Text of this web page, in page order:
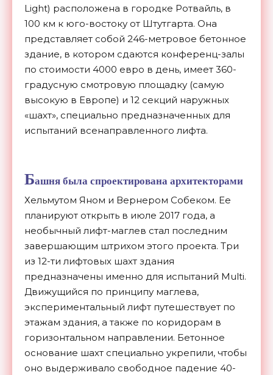
Light) расположена в городке Ротвайль, в
100 км к юго-востоку от Штутгарта. Она
представляет собой 246-метровое бетонное
здание, в котором сдаются конференц-залы
по стоимости 4000 евро в день, имеет 360-
градусную смотровую площадку (самую
высокую в Европе) и 12 секций наружных
«шахт», специально предназначенных для
испытаний всенаправленного лифта.
Башня была спроектирована архитекторами
Хельмутом Яном и Вернером Собеком. Ее
планируют открыть в июле 2017 года, а
необычный лифт-маглев стал последним
завершающим штрихом этого проекта. Три
из 12-ти лифтовых шахт здания
предназначены именно для испытаний Multi.
Движущийся по принципу маглева,
экспериментальный лифт путешествует по
этажам здания, а также по коридорам в
горизонтальном направлении. Бетонное
основание шахт специально укрепили, чтобы
оно выдерживало свободное падение 40-